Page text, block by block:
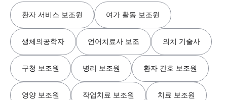
환자 서비스 보조원 여가 활동 보조원
생체의공학자 언어치료사 보조 의치 기술사
구청 보조원 병리 보조원 환자 간호 보조원
영양 보조원 작업치료 보조원 치료 보조원